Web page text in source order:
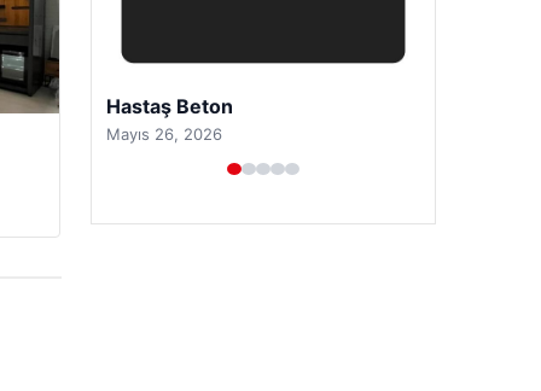
Prenses Night Club
Nisan 29, 2026